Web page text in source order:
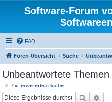
Software-Forum
FAQ
Foren-Übersicht Suche
Unbeantwortete Themen
Zur erweiterten Suche
Suche